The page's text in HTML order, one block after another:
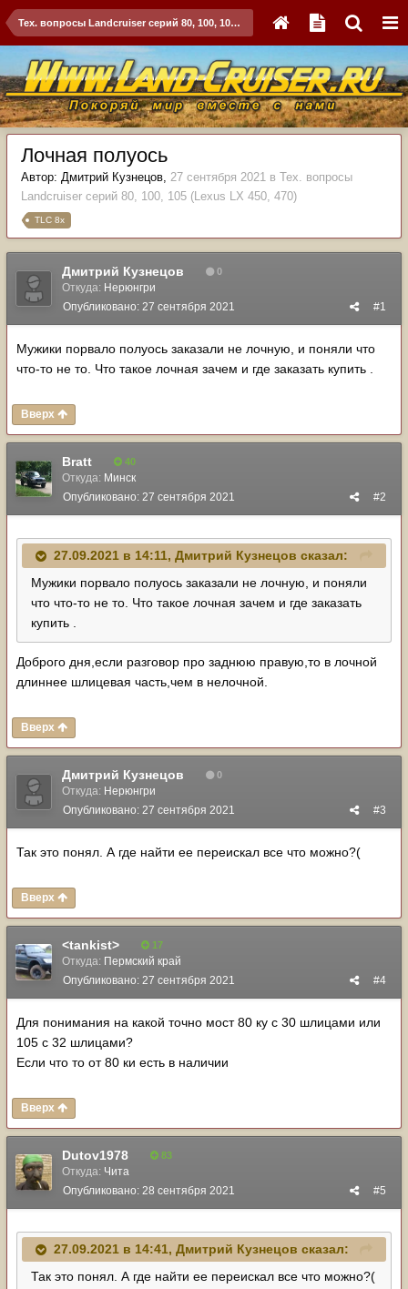
Тех. вопросы Landcruiser серий 80, 100, 105 (Lexus LX 450, 470)
Лочная полуось
Автор: Дмитрий Кузнецов, 27 сентября 2021 в Тех. вопросы
Landcruiser серий 80, 100, 105 (Lexus LX 450, 470)
TLC 8x
Дмитрий Кузнецов 0
Откуда: Нерюнгри
#1
Опубликовано: 27 сентября 2021
Мужики порвало полуось заказали не лочную, и поняли что
что-то не то. Что такое лочная зачем и где заказать купить .
Вверх
Bratt 40
Откуда: Минск
#2
Опубликовано: 27 сентября 2021
27.09.2021 в 14:11, Дмитрий Кузнецов сказал:
Мужики порвало полуось заказали не лочную, и поняли
что что-то не то. Что такое лочная зачем и где заказать
купить .
Доброго дня,если разговор про заднюю правую,то в лочной
длиннее шлицевая часть,чем в нелочной.
Вверх
Дмитрий Кузнецов 0
Откуда: Нерюнгри
#3
Опубликовано: 27 сентября 2021
Так это понял. А где найти ее переискал все что можно?(
Вверх
<tankist> 17
Откуда: Пермский край
#4
Опубликовано: 27 сентября 2021
Для понимания на какой точно мост 80 ку с 30 шлицами или
105 с 32 шлицами?
Если что то от 80 ки есть в наличии
Вверх
Dutov1978 83
Откуда: Чита
#5
Опубликовано: 28 сентября 2021
27.09.2021 в 14:41, Дмитрий Кузнецов сказал:
Так это понял. А где найти ее переискал все что можно?(